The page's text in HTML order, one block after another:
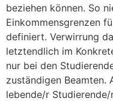
beziehen können. So
Einkommensgrenzen
definiert. Verwirrung
letztendlich im
nur bei den
zuständigen Beamten.
lebende/r